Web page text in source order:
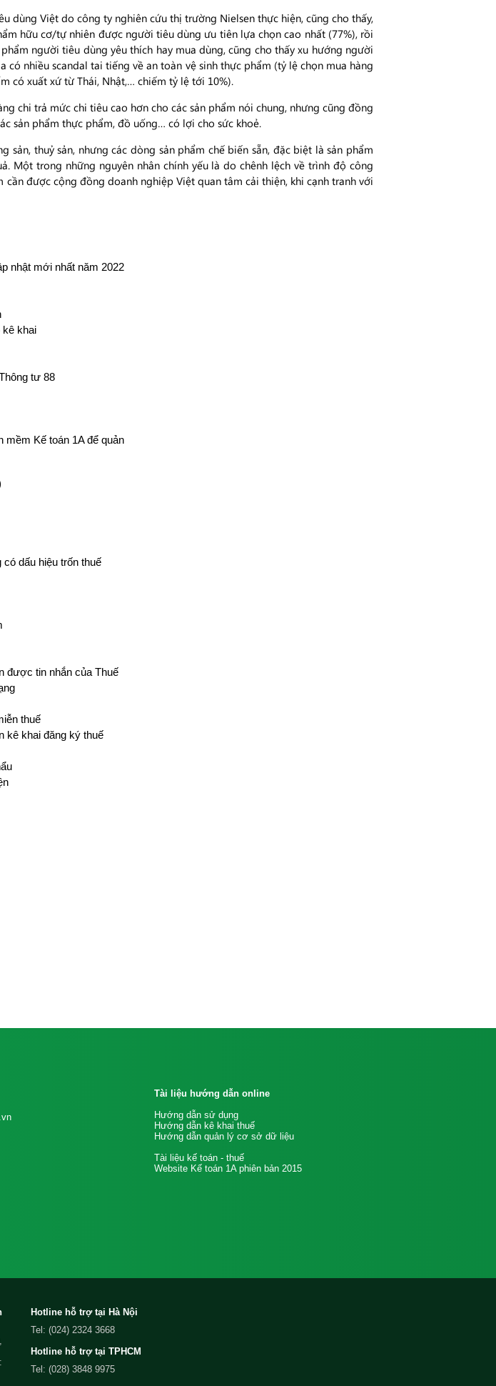
dùng Việt do công ty nghiên cứu thị trường Nielsen thực hiện, cũng cho thấy,
hữu cơ/tự nhiên được người tiêu dùng ưu tiên lựa chọn cao nhất (77%), rồi
người tiêu dùng yêu thích hay mua dùng, cũng cho thấy xu hướng người
nhiều scandal tai tiếng về an toàn vệ sinh thực phẩm (tỷ lệ chọn mua hàng
có xuất xứ từ Thái, Nhật,… chiếm tỷ lệ tới 10%).
chi trả mức chi tiêu cao hơn cho các sản phẩm nói chung, nhưng cũng đồng
sản phẩm thực phẩm, đồ uống… có lợi cho sức khoẻ.
thuỷ sản, nhưng các dòng sản phẩm chế biến sẵn, đặc biệt là sản phẩm
Một trong những nguyên nhân chính yếu là do chênh lệch về trình độ công
được cộng đồng doanh nghiệp Việt quan tâm cải thiện, khi cạnh tranh với
nhật mới nhất năm 2022
kê khai
tư 88
mềm Kế toán 1A để quản
dấu hiệu trốn thuế
được tin nhắn của Thuế
thuế
kê khai đăng ký thuế
Tài liệu hướng dẫn online
Hướng dẫn sử dụng
Hướng dẫn kê khai thuế
Hướng dẫn quản lý cơ sở dữ liệu
Tài liệu kế toán - thuế
Website Kế toán 1A phiên bản 2015
Hotline hỗ trợ tại Hà Nội
Tel: (024) 2324 3668
Hotline hỗ trợ tại TPHCM
Tel: (028) 3848 9975